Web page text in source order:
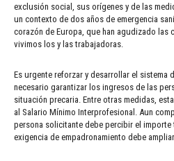
exclusión social, sus orígenes y de las
un contexto de dos años de emergencia
corazón de Europa, que han agudizado las
vivimos los y las trabajadoras.
Es urgente reforzar y desarrollar el sistema
necesario garantizar los ingresos de las
situación precaria. Entre otras medidas,
al Salario Mínimo Interprofesional. Aun
persona solicitante debe percibir el importe
exigencia de empadronamiento debe